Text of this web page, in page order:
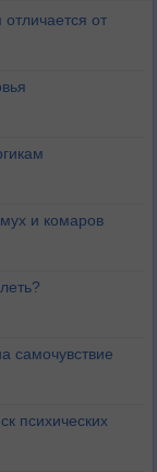
от
и комаров
самочувствие
психических